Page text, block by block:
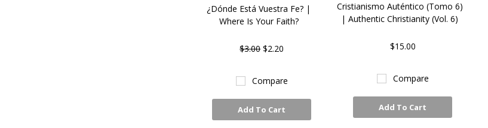
Cristianismo Auténtico (Tomo 6)
| Authentic Christianity (Vol. 6)
$15.00
Compare
Add To Cart
¿Dónde Está Vuestra Fe? |
Where Is Your Faith?
$3.00$2.20
Compare
Add To Cart